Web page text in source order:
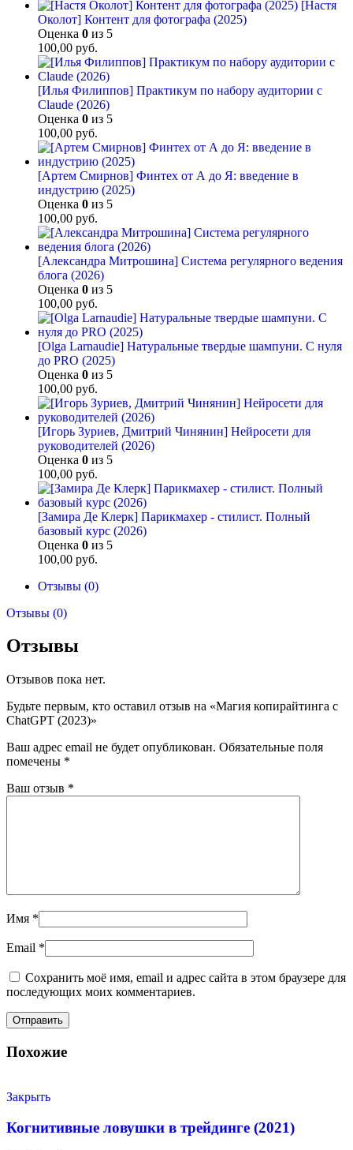
[Настя
Околот] Контент для фотографа (2025)
Оценка 0 из 5
100,00 руб.
[Илья Филиппов] Практикум по набору аудитории с
Claude (2026)
Оценка 0 из 5
100,00 руб.
[Артем Смирнов] Финтех от А до Я: введение в
индустрию (2025)
Оценка 0 из 5
100,00 руб.
[Александра Митрошина] Система регулярного ведения
блога (2026)
Оценка 0 из 5
100,00 руб.
[Olga Larnaudie] Натуральные твердые шампуни. С нуля
до PRO (2025)
Оценка 0 из 5
100,00 руб.
[Игорь Зуриев, Дмитрий Чинянин] Нейросети для
руководителей (2026)
Оценка 0 из 5
100,00 руб.
[Замира Де Клерк] Парикмахер - стилист. Полный
базовый курс (2026)
Оценка 0 из 5
100,00 руб.
Отзывы (0)
Отзывы (0)
Отзывы
Отзывов пока нет.
Будьте первым, кто оставил отзыв на «Магия копирайтинга с
ChatGPT (2023)»
Ваш адрес email не будет опубликован. Обязательные поля
помечены *
Ваш отзыв *
Имя *
Email *
Сохранить моё имя, email и адрес сайта в этом браузере для
последующих моих комментариев.
Похожие
Закрыть
Когнитивные ловушки в трейдинге (2021)